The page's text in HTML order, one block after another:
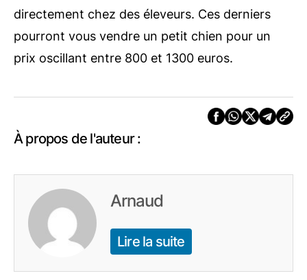
directement chez des éleveurs. Ces derniers
pourront vous vendre un petit chien pour un
prix oscillant entre 800 et 1300 euros.
À propos de l'auteur :
Arnaud
Lire la suite